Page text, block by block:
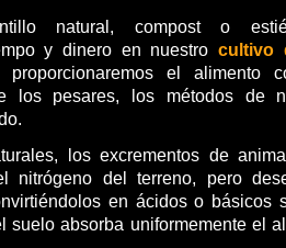
natural, compost o
y dinero en nuestro cultivo
el alimento
los pesares, los métodos de
los excrementos de
nitrógeno del terreno, pero
en ácidos o básicos
suelo absorba uniformemente el